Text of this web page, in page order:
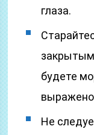
глаза.
будете
выражено
Не